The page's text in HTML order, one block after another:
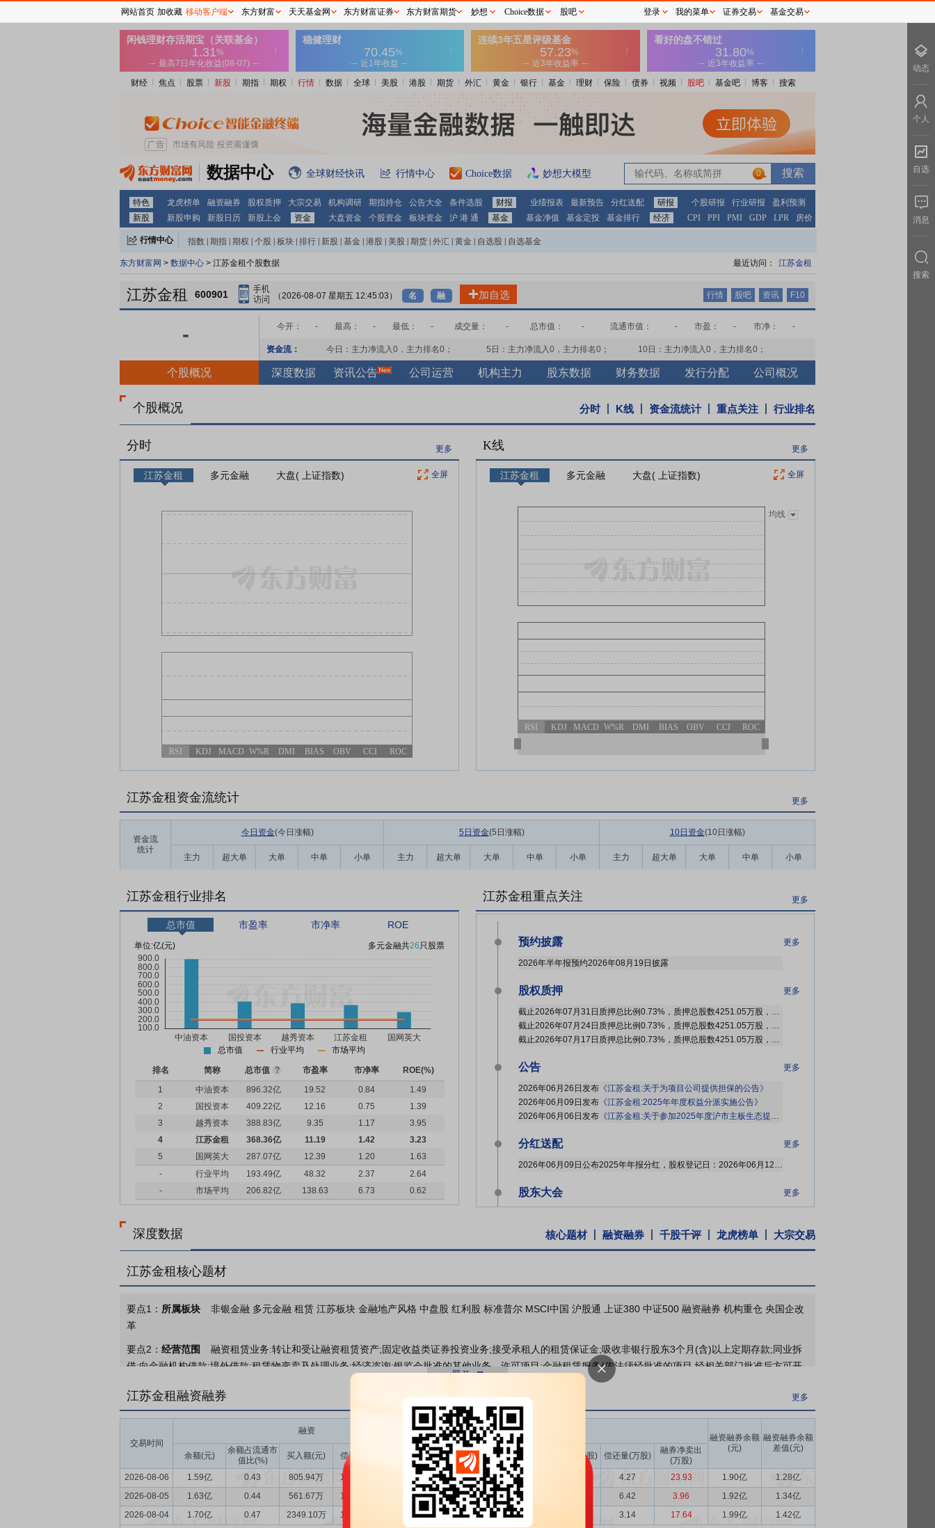
财经 焦点 股票 新股 期指 期权 行情 数据 全球 美股 港股 期货 外汇 黄金 银行 基金 理财 保险 债券 视频 股吧 基金吧 博客 搜索
数据中心 全球财经快讯 行情中心 Choice数据 妙想大模型 0
0
特色 龙虎榜单 融资融券 股权质押 大宗交易 机构调研 期指持仓 公告大全 条件选股 财报 业绩报表 最新预告 分红送配 研报 个股研报 行业研报
盈利预测
新股
新股申购 新股日历 新股上会 资金 大盘资金 个股资金 板块资金 沪 港 通 基金 基金净值 基金定投 基金排行 经济 CPI PPI PMI GDP LPR 房价
行情中心 指数 期指 期权 个股 板块 排行 新股 基金 港股 美股 期货 外汇 黄金 自选股 自选基金
东方财富网 > 数据中心 > 江苏金租个股数据 最近访问： 江苏金租
江苏金租 600901 （2026-08-07 星期五 12:45:03） 名 融 加自选 行情 股吧 资讯 F10
- 今开： - 最高： - 最低： - 成交量： - 总市值： - 流通市值： - 市盈： - 市净： -
资金流： 今日：主力净流入0 ，主力排名0 ； 5日：主力净流入0 ，主力排名0 ； 10日：主力净流入0 ，主力排名0 ；
个股概况 深度数据 资讯公告 公司运营 机构主力 股东数据 财务数据 发行分配 公司概况
个股概况 分时 K线 资金流统计 重点关注 行业排名
分时 更多
江苏金租 多元金融 大盘( 上证指数) 全屏
RSI KDJ MACD W%R DMI BIAS OBV CCI ROC
K线 更多
江苏金租 多元金融 大盘( 上证指数) 全屏
均线
RSI KDJ MACD W%R DMI BIAS OBV CCI ROC
江苏金租资金流统计 更多
资金流
统计
今日资金(今日涨幅) 5日资金(5日涨幅) 10日资金(10日涨幅)
主力 超大单 大单 中单 小单 主力 超大单 大单 中单 小单 主力 超大单 大单 中单 小单
江苏金租行业排名
总市值 市盈率 市净率 ROE
单位:亿(元) 多元金融共26只股票
总市值 行业平均 市场平均
排名 简称 总市值 ? 市盈率 市净率
ROE(%)
1
中油资本 896.32亿 19.52 0.84
1.49
2
国投资本 409.22亿 12.16 0.75
1.39
3
越秀资本 388.83亿 9.35 1.17
3.95
4
江苏金租 368.36亿 11.19 1.42
3.23
5
国网英大 287.07亿 12.39 1.20
1.63
-
行业平均 193.49亿 48.32 2.37
2.64
-
市场平均 206.82亿 138.63 6.73 0.62
江苏金租重点关注 更多
预约披露 更多
2026年半年报预约2026年08月19日披露
股权质押 更多
截止2026年07月31日质押总比例0.73%，质押总股数4251.05万股，质押总笔数8笔
截止2026年07月24日质押总比例0.73%，质押总股数4251.05万股，质押总笔数8笔
截止2026年07月17日质押总比例0.73%，质押总股数4251.05万股，质押总笔数8笔
公告 更多
2026年06月26日发布 《江苏金租:关于为项目公司提供担保的公告》
2026年06月09日发布 《江苏金租:2025年年度权益分派实施公告》
2026年06月06日发布 《江苏金租:关于参加2025年度沪市主板生态提效能之稳利筑基专题集体业绩说明会的公告》
分红送配 更多
2026年06月09日公布2025年年报分红，股权登记日：2026年06月12日；除权除息日：2026年06月15日；分配方案：10派1.70元(含税,扣税后1.53元)[正式]
股东大会 更多
深度数据 核心题材 融资融券 千股千评 龙虎榜单 大宗交易
江苏金租核心题材
要点1： 所属板块
非银金融 多元金融 租赁 江苏板块 金融地产风格 中盘股 红利股 标准普尔 MSCI中国 沪股通 上证380 中证500 融资融券 机构重仓 央国企改
革
要点2： 经营范围
融资租赁业务:转让和受让融资租赁资产;固定收益类证券投资业务;接受承租人的租赁保证金;吸收非银行股东3个月(含)以上定期存款;同业拆
借;向金融机构借款;境外借款;租赁物变卖及处理业务;经济咨询;银监会批准的其他业务。许可项目:金融租赁服务(依法须经批准的项目,经相关部门批准后方可开
江苏金租是国内首批成立的金融租赁公司之一，在经金融监管部门批准的经营范围内开展各项业务活动，主营业务为融资租赁业务，主
要点4：金融租赁行业
2025年，金融监管总局出台《金融租赁公司融资租赁业务管理办法》《金融租赁公司监管评级办法》，天津、上海、江苏等多地发布配
套政策，持续引导行业回归本源、严控风险，强调金租公司进一步围绕设备开展专业化服务，不断提升服务实体经济质效。在产业结构深度调整的背景下，清洁
能源、高端装备、数字经济等重点领域的设备需求持续释放，为行业带来新机遇。中国制造业出海需求旺盛，对行业服务升级、产品创新提出更高要求。伴随人
工智能、大数据等技术深度应用，行业在获客、运营、风控等环节加速数字化转型，运营效率、风险管理水平正在发生深刻迭代。
要点5：多元协同的行业布局 拓展了多元协同的行业布局元市场培育与重点市场开发并重的业务策略，构建起高端装备、清洁能。
江苏金租融资融券 更多
交易时间
融资
融资融券余额
(元)
融资融券余额
差值(元)
余额(元)
余额占流通市
值比(%)
买入额(元) 偿还额(元) 净买入(元) 余额(元) 余量(万股) 卖出量(万股) 偿还量(万股)
融券净卖出
(万股)
2026-08-06
1.59亿 0.43 805.94万 1223.54万 -417.60万 3095.36万 483.65 4.27 23.93 1.90亿
1.28亿
2026-08-05
1.63亿 0.44 561.67万 1287.31万 -725.64万 2928.42万 459.72 6.42 3.96 1.92亿
1.34亿
2026-08-04
1.70亿 0.47 2349.10万 1159.00万 1190.10万 2866.73万 455.76 3.14 17.64 1.99亿
1.42亿
网站首页 加收藏 移动客户端 东方财富 天天基金网 东方财富证券 东方财富期货 妙想 Choice数据 股吧 登录 我的菜单 证券交易 基金交易
动态
个人
自选
消息
搜索